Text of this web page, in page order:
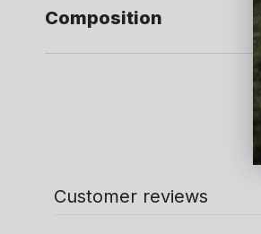
Composition
Customer reviews